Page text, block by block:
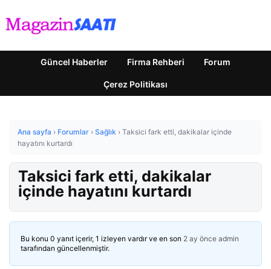
Güncel Haberler Firma Rehberi Forum
Çerez Politikası
Ana sayfa › Forumlar › Sağlık › Taksici fark etti, dakikalar içinde
hayatını kurtardı
Taksici fark etti, dakikalar
içinde hayatını kurtardı
Bu konu 0 yanıt içerir, 1 izleyen vardır ve en son 2 ay önce admin
tarafından güncellenmiştir.